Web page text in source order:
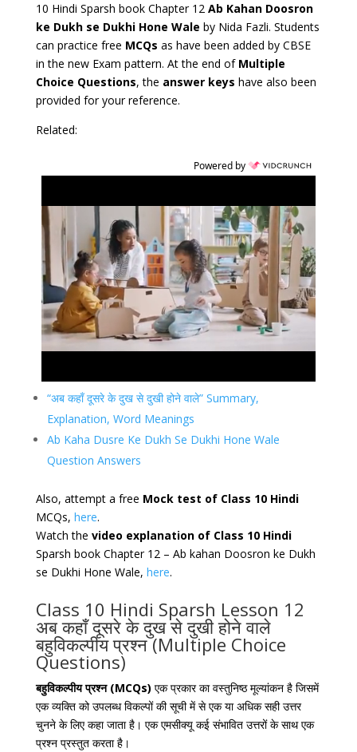
10 Hindi Sparsh book Chapter 12 Ab Kahan Doosron
ke Dukh se Dukhi Hone Wale by Nida Fazli. Students
can practice free MCQs as have been added by CBSE
in the new Exam pattern. At the end of Multiple
Choice Questions, the answer keys have also been
provided for your reference.
Related:
Powered by
“अब कहाँ दूसरे के दुख से दुखी होने वाले” Summary,
Explanation, Word Meanings
Ab Kaha Dusre Ke Dukh Se Dukhi Hone Wale
Question Answers
Also, attempt a free Mock test of Class 10 Hindi
MCQs, here.
Watch the video explanation of Class 10 Hindi
Sparsh book Chapter 12 – Ab kahan Doosron ke Dukh
se Dukhi Hone Wale, here.
Class 10 Hindi Sparsh Lesson 12
अब कहाँ दूसरे के दुख से दुखी होने वाले
बहुविकल्पीय प्रश्न (Multiple Choice
Questions)
बहुविकल्पीय प्रश्न (MCQs) एक प्रकार का वस्तुनिष्ठ मूल्यांकन है जिसमें
एक व्यक्ति को उपलब्ध विकल्पों की सूची में से एक या अधिक सही उत्तर
चुनने के लिए कहा जाता है। एक एमसीक्यू कई संभावित उत्तरों के साथ एक
प्रश्न प्रस्तुत करता है।